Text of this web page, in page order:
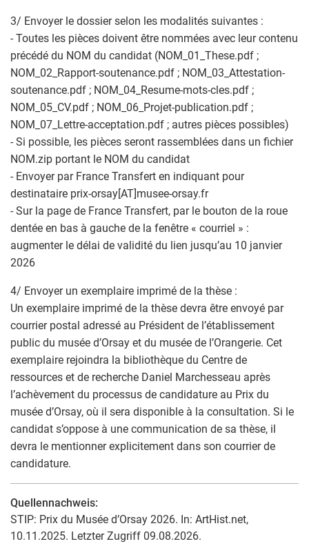
3/ Envoyer le dossier selon les modalités suivantes :
- Toutes les pièces doivent être nommées avec leur contenu
précédé du NOM du candidat (NOM_01_These.pdf ;
NOM_02_Rapport-soutenance.pdf ; NOM_03_Attestation-
soutenance.pdf ; NOM_04_Resume-mots-cles.pdf ;
NOM_05_CV.pdf ; NOM_06_Projet-publication.pdf ;
NOM_07_Lettre-acceptation.pdf ; autres pièces possibles)
- Si possible, les pièces seront rassemblées dans un fichier
NOM.zip portant le NOM du candidat
- Envoyer par France Transfert en indiquant pour
destinataire prix-orsay[AT]musee-orsay.fr
- Sur la page de France Transfert, par le bouton de la roue
dentée en bas à gauche de la fenêtre « courriel » :
augmenter le délai de validité du lien jusqu’au 10 janvier
2026
4/ Envoyer un exemplaire imprimé de la thèse :
Un exemplaire imprimé de la thèse devra être envoyé par
courrier postal adressé au Président de l’établissement
public du musée d’Orsay et du musée de l’Orangerie. Cet
exemplaire rejoindra la bibliothèque du Centre de
ressources et de recherche Daniel Marchesseau après
l’achèvement du processus de candidature au Prix du
musée d’Orsay, où il sera disponible à la consultation. Si le
candidat s’oppose à une communication de sa thèse, il
devra le mentionner explicitement dans son courrier de
candidature.
Quellennachweis:
STIP: Prix du Musée d’Orsay 2026. In: ArtHist.net,
10.11.2025. Letzter Zugriff 09.08.2026.